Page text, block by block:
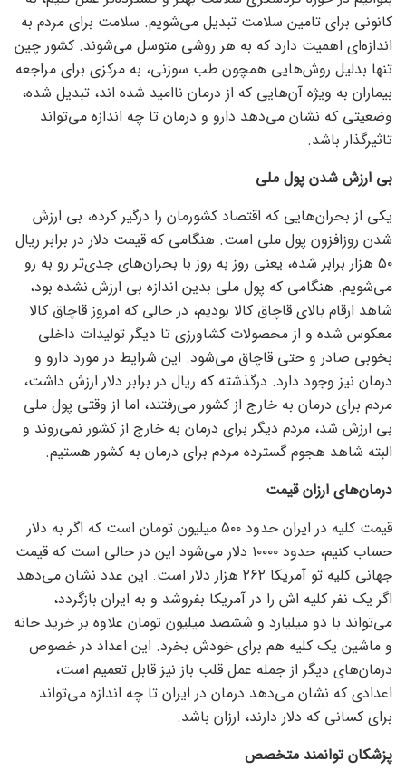
کانونی برای تامین سلامت تبدیل می‌شویم. سلامت برای مردم به
اندازه‌ای اهمیت دارد که به هر روشی متوسل می‌شوند. کشور چین
تنها بدلیل روش‌هایی همچون طب سوزنی، به مرکزی برای مراجعه
بیماران به ویژه آن‌هایی که از درمان ناامید شده اند، تبدیل شده،
وضعیتی که نشان می‌دهد دارو و درمان تا چه اندازه می‌تواند
تاثیرگذار باشد.
بی ارزش شدن پول ملی
یکی از بحران‌هایی که اقتصاد کشورمان را درگیر کرده، بی ارزش
شدن روزافزون پول ملی است. هنگامی که قیمت دلار در برابر ریال
۵۰ هزار برابر شده، یعنی روز به روز با بحران‌های جدی‌تر رو به رو
می‌شویم. هنگامی که پول ملی بدین اندازه بی ارزش نشده بود،
شاهد ارقام بالای قاچاق کالا بودیم، در حالی که امروز قاچاق کالا
معکوس شده و از محصولات کشاورزی تا دیگر تولیدات داخلی
بخوبی صادر و حتی قاچاق می‌شود. این شرایط در مورد دارو و
درمان نیز وجود دارد. درگذشته که ریال در برابر دلار ارزش داشت،
مردم برای درمان به خارج از کشور می‌رفتند، اما از وقتی پول ملی
بی ارزش شد، مردم دیگر برای درمان به خارج از کشور نمی‌روند و
البته شاهد هجوم گسترده مردم برای درمان به کشور هستیم.
درمان‌های ارزان قیمت
قیمت کلیه در ایران حدود ۵۰۰ میلیون تومان است که اگر به دلار
حساب کنیم، حدود ۱۰۰۰۰ دلار می‌شود این در حالی است که قیمت
جهانی کلیه تو آمریکا ۲۶۲ هزار دلار است. این عدد نشان می‌دهد
اگر یک نفر کلیه اش را در آمریکا بفروشد و به ایران بازگردد،
می‌تواند با دو میلیارد و ششصد میلیون تومان علاوه بر خرید خانه
و ماشین یک کلیه هم برای خودش بخرد. این اعداد در خصوص
درمان‌های دیگر از جمله عمل قلب باز نیز قابل تعمیم است،
اعدادی که نشان می‌دهد درمان در ایران تا چه اندازه می‌تواند
برای کسانی که دلار دارند، ارزان باشد.
پزشکان توانمند متخصص